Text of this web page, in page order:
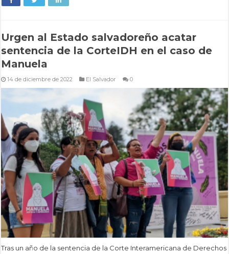
Urgen al Estado salvadoreño acatar
sentencia de la CorteIDH en el caso de
Manuela
14 de diciembre de 2022 El Salvador 0
Tras un año de la sentencia de la Corte Interamericana de Derechos